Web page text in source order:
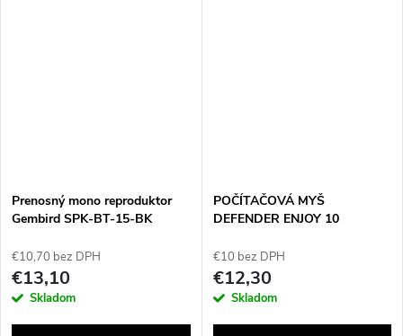
Prenosný mono reproduktor
Gembird SPK-BT-15-BK
€10,70 bez DPH
€13,10
Skladom
POČÍTAČOVÁ MYŠ
DEFENDER ENJOY 10
€10 bez DPH
€12,30
Skladom